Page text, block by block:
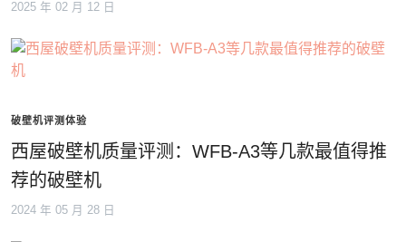
2025 年 02 月 12 日
破壁机评测体验
西屋破壁机质量评测：WFB-A3等几款最值得推
荐的破壁机
2024 年 05 月 28 日